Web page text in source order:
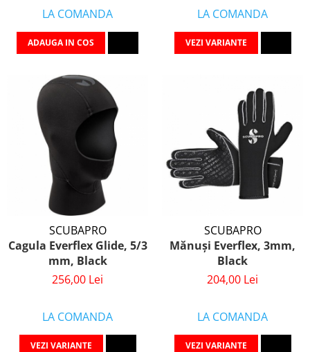
LA COMANDA
ADAUGA IN COS
LA COMANDA
VEZI VARIANTE
SCUBAPRO
Cagula Everflex Glide, 5/3
mm, Black
256,00 Lei
LA COMANDA
VEZI VARIANTE
SCUBAPRO
Mănuși Everflex, 3mm,
Black
204,00 Lei
LA COMANDA
VEZI VARIANTE